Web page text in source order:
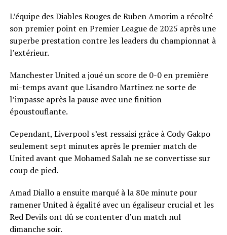
L’équipe des Diables Rouges de Ruben Amorim a récolté
son premier point en Premier League de 2025 après une
superbe prestation contre les leaders du championnat à
l’extérieur.
Manchester United a joué un score de 0-0 en première
mi-temps avant que Lisandro Martinez ne sorte de
l’impasse après la pause avec une finition
époustouflante.
Cependant, Liverpool s’est ressaisi grâce à Cody Gakpo
seulement sept minutes après le premier match de
United avant que Mohamed Salah ne se convertisse sur
coup de pied.
Amad Diallo a ensuite marqué à la 80e minute pour
ramener United à égalité avec un égaliseur crucial et les
Red Devils ont dû se contenter d’un match nul
dimanche soir.